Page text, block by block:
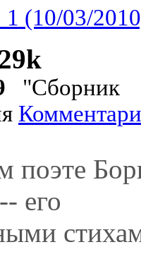
(10/03/
"Сборник
поэте
его